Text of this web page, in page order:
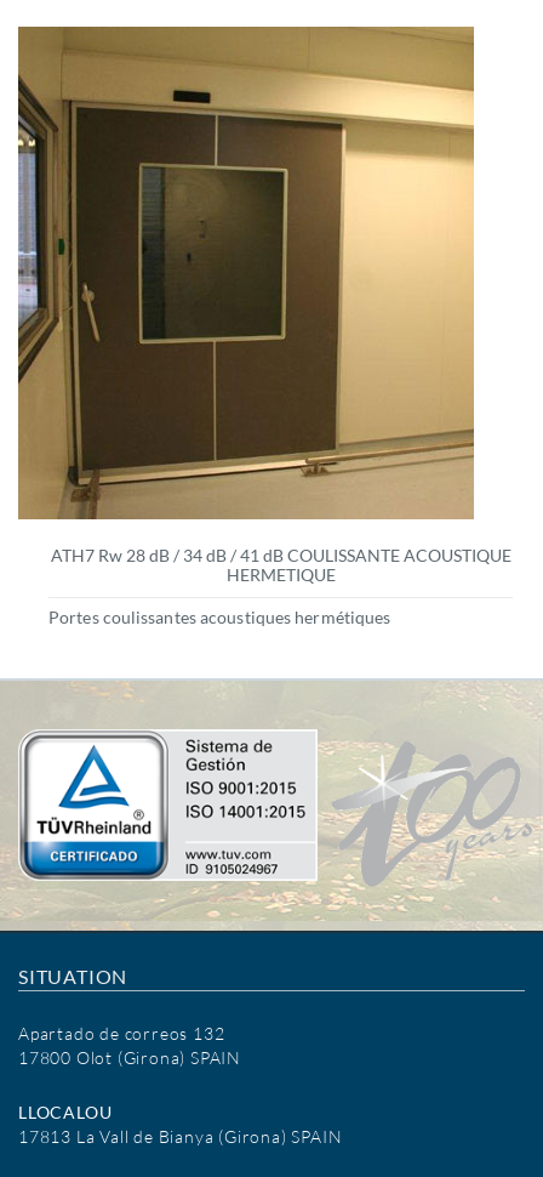
ATH7 Rw 28 dB / 34 dB / 41 dB COULISSANTE ACOUSTIQUE
HERMETIQUE
Portes coulissantes acoustiques hermétiques
SITUATION
Apartado de correos 132
17800 Olot (Girona) SPAIN
LLOCALOU
17813 La Vall de Bianya (Girona) SPAIN